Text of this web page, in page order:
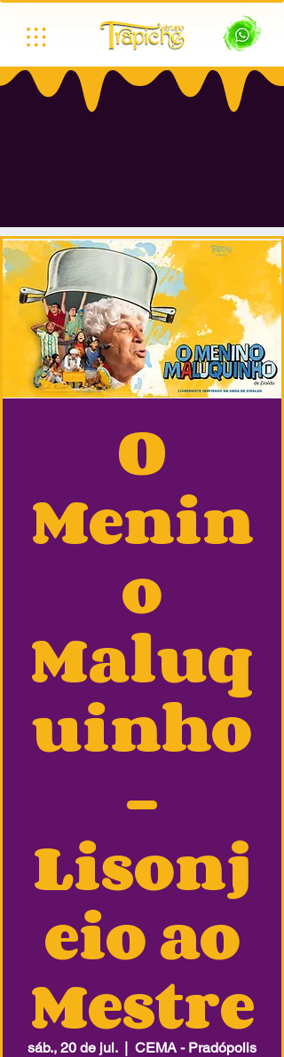
O
Menin
o
Maluq
uinho
-
Lisonj
eio ao
Mestre
sáb., 20 de jul.
  |
CEMA - Pradópolis